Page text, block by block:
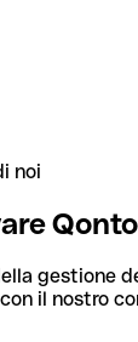
noi
gestione
il nostro